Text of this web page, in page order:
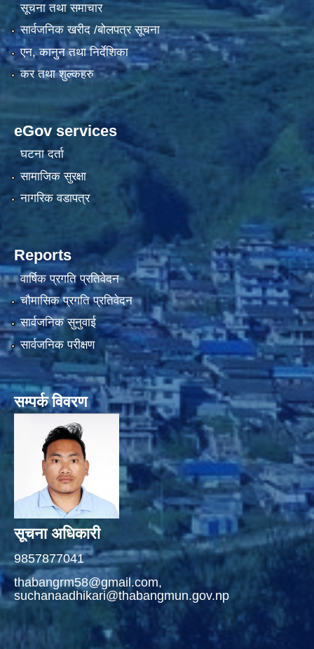
सूचना तथा समाचार
सार्वजनिक खरीद /बोलपत्र सूचना
एन, कानुन तथा निर्देशिका
कर तथा शुल्कहरु
eGov services
घटना दर्ता
सामाजिक सुरक्षा
नागरिक वडापत्र
Reports
वार्षिक प्रगति प्रतिवेदन
चौमासिक प्रगति प्रतिवेदन
सार्वजनिक सुनुवाई
सार्वजनिक परीक्षण
सम्पर्क विवरण
सूचना अधिकारी
9857877041
thabangrm58@gmail.com,
suchanaadhikari@thabangmun.gov.np